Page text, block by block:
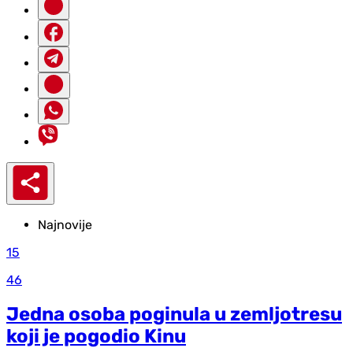
Najnovije
15
46
Jedna osoba poginula u zemljotresu
koji je pogodio Kinu